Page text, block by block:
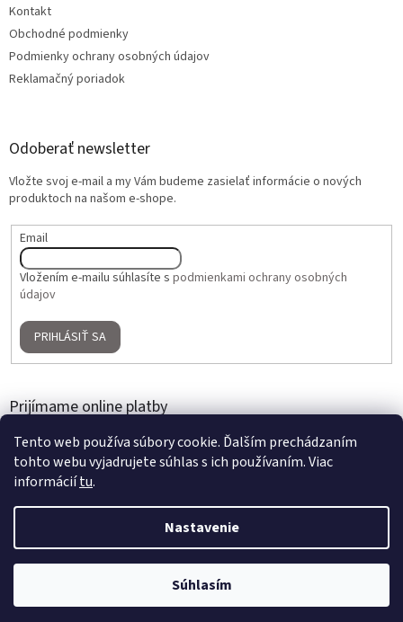
Tento web používa súbory cookie. Ďalším prechádzaním
tohto webu vyjadrujete súhlas s ich používaním. Viac
informáciítu.
Nastavenie
Súhlasím
2 + 1 ZADARMO na umelé kvety a aranžmány | Nakúpte 3 produkty,
Kontakt
Obchodné podmienky
Podmienky ochrany osobných údajov
Reklamačný poriadok
Odoberať newsletter
Vložte svoj e-mail a my Vám budeme zasielať informácie o nových
produktoch na našom e-shope.
Email
Vložením e-mailu súhlasíte s podmienkami ochrany osobných
údajov
PRIHLÁSIŤ SA
Prijímame online platby
Vytvoril Shoptet
Home Gallery. Všetky práva vyhradené.